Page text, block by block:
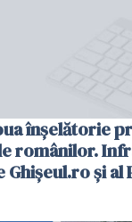
înșelătorie
românilor.
Ghișeul.ro și al